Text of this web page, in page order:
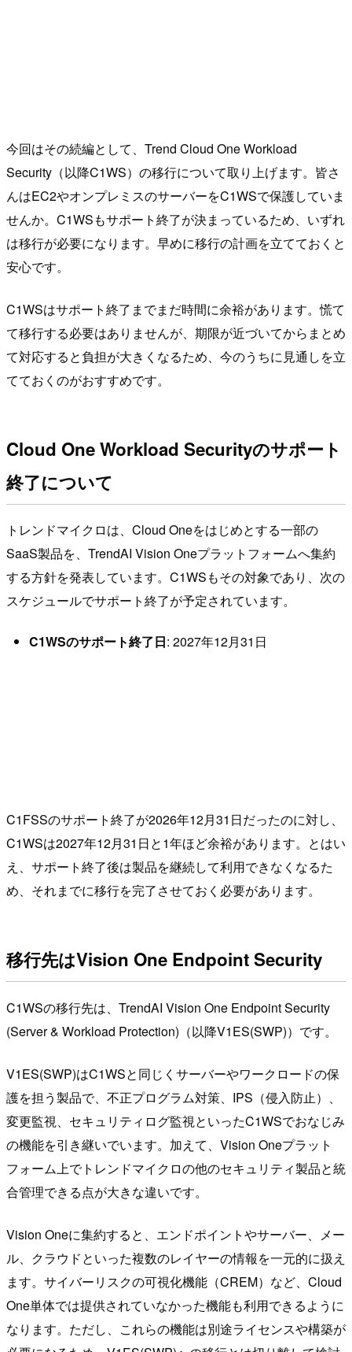
今回はその続編として、Trend Cloud One Workload
Security（以降C1WS）の移行について取り上げます。皆さ
んはEC2やオンプレミスのサーバーをC1WSで保護していま
せんか。C1WSもサポート終了が決まっているため、いずれ
は移行が必要になります。早めに移行の計画を立てておくと
安心です。
C1WSはサポート終了までまだ時間に余裕があります。慌て
て移行する必要はありませんが、期限が近づいてからまとめ
て対応すると負担が大きくなるため、今のうちに見通しを立
てておくのがおすすめです。
Cloud One Workload Securityのサポート
終了について
トレンドマイクロは、Cloud Oneをはじめとする一部の
SaaS製品を、TrendAI Vision Oneプラットフォームへ集約
する方針を発表しています。C1WSもその対象であり、次の
スケジュールでサポート終了が予定されています。
C1WSのサポート終了日: 2027年12月31日
C1FSSのサポート終了が2026年12月31日だったのに対し、
C1WSは2027年12月31日と1年ほど余裕があります。とはい
え、サポート終了後は製品を継続して利用できなくなるた
め、それまでに移行を完了させておく必要があります。
移行先はVision One Endpoint Security
C1WSの移行先は、TrendAI Vision One Endpoint Security
(Server & Workload Protection)（以降V1ES(SWP)）です。
V1ES(SWP)はC1WSと同じくサーバーやワークロードの保
護を担う製品で、不正プログラム対策、IPS（侵入防止）、
変更監視、セキュリティログ監視といったC1WSでおなじみ
の機能を引き継いでいます。加えて、Vision Oneプラット
フォーム上でトレンドマイクロの他のセキュリティ製品と統
合管理できる点が大きな違いです。
Vision Oneに集約すると、エンドポイントやサーバー、メー
ル、クラウドといった複数のレイヤーの情報を一元的に扱え
ます。サイバーリスクの可視化機能（CREM）など、Cloud
One単体では提供されていなかった機能も利用できるように
なります。ただし、これらの機能は別途ライセンスや構築が